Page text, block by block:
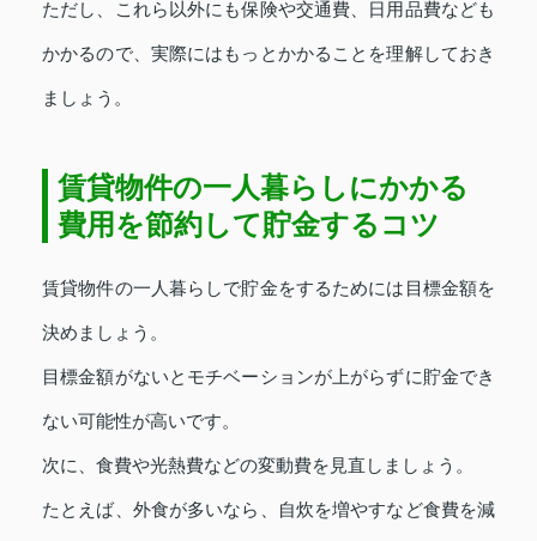
ただし、これら以外にも保険や交通費、日用品費なども
かかるので、実際にはもっとかかることを理解しておき
ましょう。
賃貸物件の一人暮らしにかかる
費用を節約して貯金するコツ
賃貸物件の一人暮らしで貯金をするためには目標金額を
決めましょう。
目標金額がないとモチベーションが上がらずに貯金でき
ない可能性が高いです。
次に、食費や光熱費などの変動費を見直しましょう。
たとえば、外食が多いなら、自炊を増やすなど食費を減